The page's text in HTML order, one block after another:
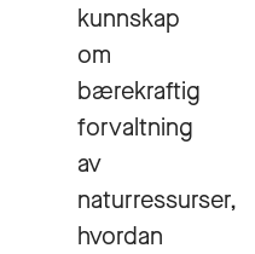
kunnskap
om
bærekraftig
forvaltning
av
naturressurser,
hvordan